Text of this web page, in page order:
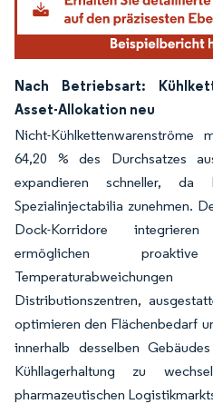
Nach Betriebsart:
Asset-Allokation neu
Nicht-
64,20 % des Durchsatzes
expandieren schneller, da
Spezialinjectabilia zunehmen.
Dock-Korridore
ermöglichen
Distributionszentren,
optimieren den Flächenbedarf
innerhalb desselben
Kühllagerhaltung zu
pharmazeutischen